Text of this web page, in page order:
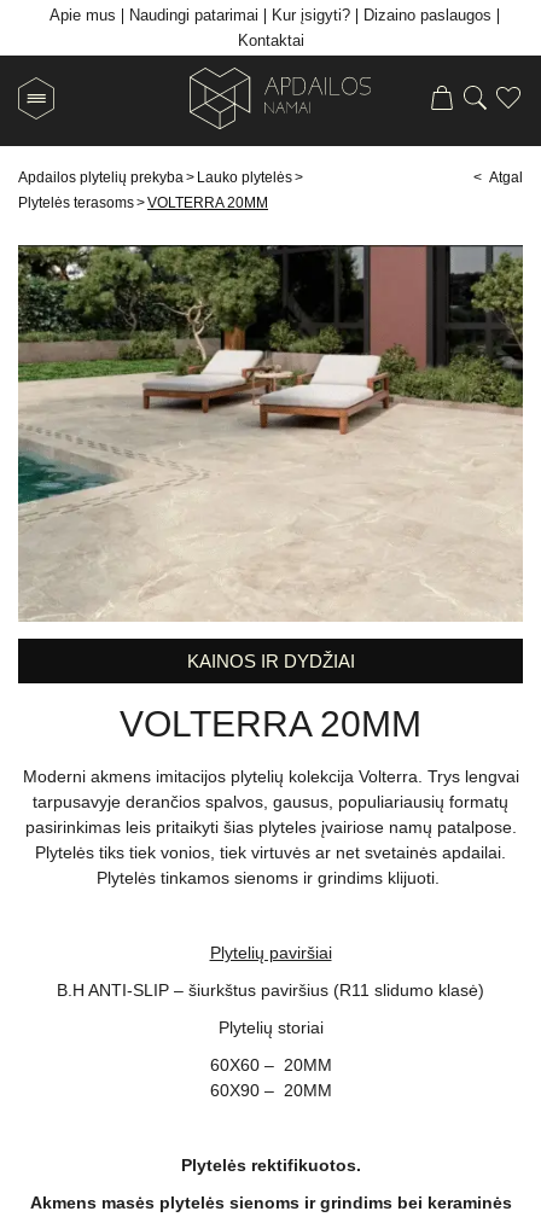
Apie mus Naudingi patarimai Kur įsigyti?
Dizaino paslaugos
Kontaktai
Apdailos plytelių prekyba > Lauko plytelės>
Plytelės terasoms>VOLTERRA 20MM
< Atgal
KAINOS IR DYDŽIAI
VOLTERRA 20MM
Moderni akmens imitacijos plytelių kolekcija Volterra. Trys lengvai
tarpusavyje derančios spalvos, gausus, populiariausių formatų
pasirinkimas leis pritaikyti šias plyteles įvairiose namų patalpose.
Plytelės tiks tiek vonios, tiek virtuvės ar net svetainės apdailai.
Plytelės tinkamos sienoms ir grindims klijuoti.
Plytelių paviršiai
B.H ANTI-SLIP – šiurkštus paviršius (R11 slidumo klasė)
Plytelių storiai
60X60 – 20MM
60X90 – 20MM
Plytelės rektifikuotos.
Akmens masės plytelės sienoms ir grindims bei keraminės